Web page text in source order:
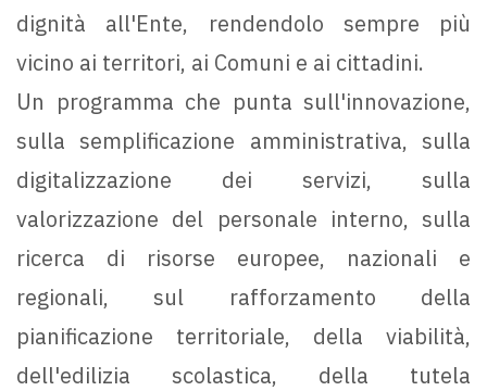
dignità all'Ente, rendendolo sempre più
vicino ai territori, ai Comuni e ai cittadini.
Un programma che punta sull'innovazione,
sulla semplificazione amministrativa, sulla
digitalizzazione dei servizi, sulla
valorizzazione del personale interno, sulla
ricerca di risorse europee, nazionali e
regionali, sul rafforzamento della
pianificazione territoriale, della viabilità,
dell'edilizia scolastica, della tutela